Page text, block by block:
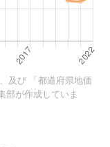
、及び
「都道府県地価
部が作成していま